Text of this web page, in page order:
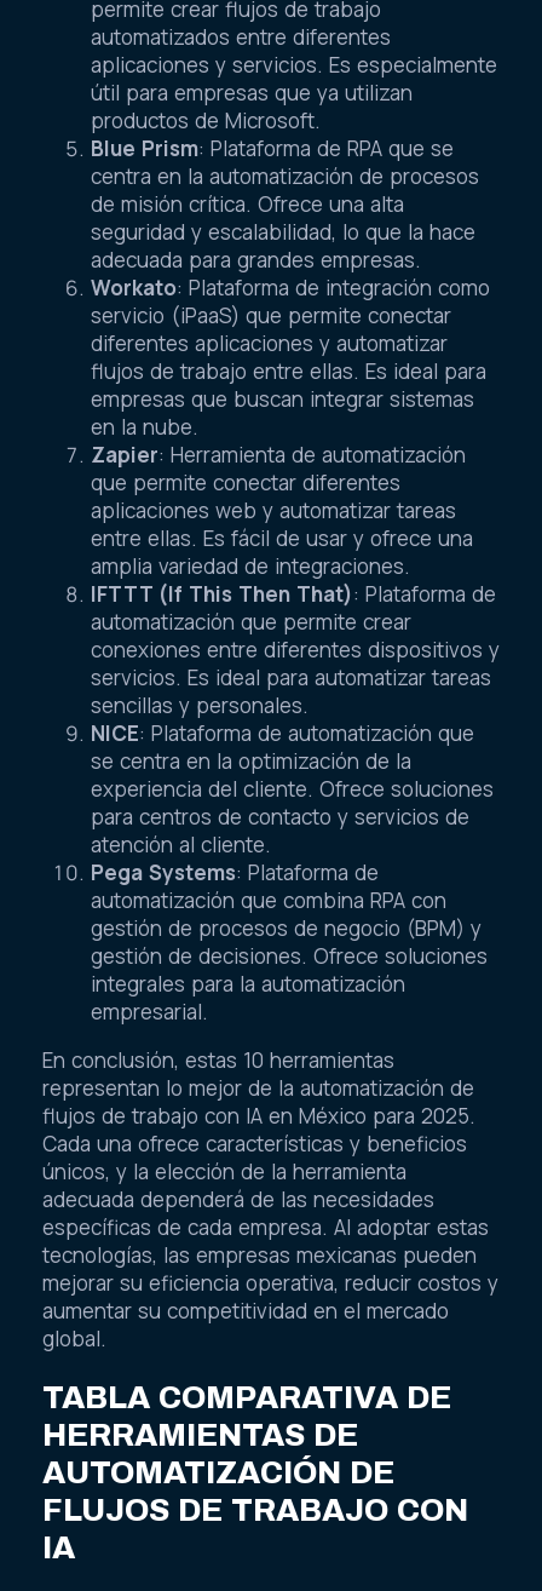
permite crear flujos de trabajo
automatizados entre diferentes
aplicaciones y servicios. Es especialmente
útil para empresas que ya utilizan
productos de Microsoft.
Blue Prism: Plataforma de RPA que se
centra en la automatización de procesos
de misión crítica. Ofrece una alta
seguridad y escalabilidad, lo que la hace
adecuada para grandes empresas.
Workato: Plataforma de integración como
servicio (iPaaS) que permite conectar
diferentes aplicaciones y automatizar
flujos de trabajo entre ellas. Es ideal para
empresas que buscan integrar sistemas
en la nube.
Zapier: Herramienta de automatización
que permite conectar diferentes
aplicaciones web y automatizar tareas
entre ellas. Es fácil de usar y ofrece una
amplia variedad de integraciones.
IFTTT (If This Then That): Plataforma de
automatización que permite crear
conexiones entre diferentes dispositivos y
servicios. Es ideal para automatizar tareas
sencillas y personales.
NICE: Plataforma de automatización que
se centra en la optimización de la
experiencia del cliente. Ofrece soluciones
para centros de contacto y servicios de
atención al cliente.
Pega Systems: Plataforma de
automatización que combina RPA con
gestión de procesos de negocio (BPM) y
gestión de decisiones. Ofrece soluciones
integrales para la automatización
empresarial.
En conclusión, estas 10 herramientas
representan lo mejor de la automatización de
flujos de trabajo con IA en México para 2025.
Cada una ofrece características y beneficios
únicos, y la elección de la herramienta
adecuada dependerá de las necesidades
específicas de cada empresa. Al adoptar estas
tecnologías, las empresas mexicanas pueden
mejorar su eficiencia operativa, reducir costos y
aumentar su competitividad en el mercado
global.
TABLA COMPARATIVA DE
HERRAMIENTAS DE
AUTOMATIZACIÓN DE
FLUJOS DE TRABAJO CON
IA